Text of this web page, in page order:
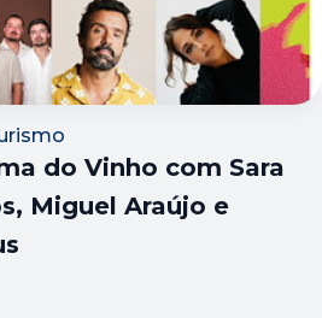
do Vinho com Sara
Miguel Araújo e